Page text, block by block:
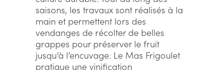
saisons, les travaux sont réalisés à la
main et permettent lors des
vendanges de récolter de belles
grappes pour préserver le fruit
jusqu’à l’encuvage. Le Mas Frigoulet
pratique une vinification